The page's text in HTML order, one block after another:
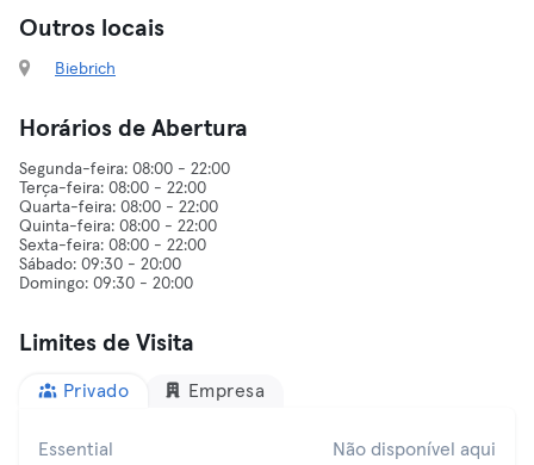
Outros locais
Biebrich
Horários de Abertura
Segunda-feira: 08:00 - 22:00
Terça-feira: 08:00 - 22:00
Quarta-feira: 08:00 - 22:00
Quinta-feira: 08:00 - 22:00
Sexta-feira: 08:00 - 22:00
Sábado: 09:30 - 20:00
Limites de Visita
Privado Empresa
Essential Não disponível aqui